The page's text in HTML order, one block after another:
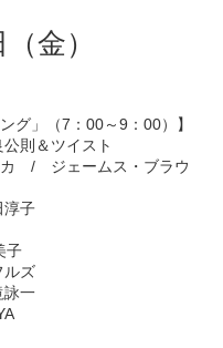
金）
グ」（7：00～9：00）】
則＆ツイスト
/ ジェームス・ブラウ
子
子
ズ
一